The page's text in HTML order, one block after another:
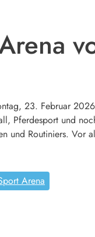
23. Februar
Pferdesport und
und Routiniers. Vor
Arena